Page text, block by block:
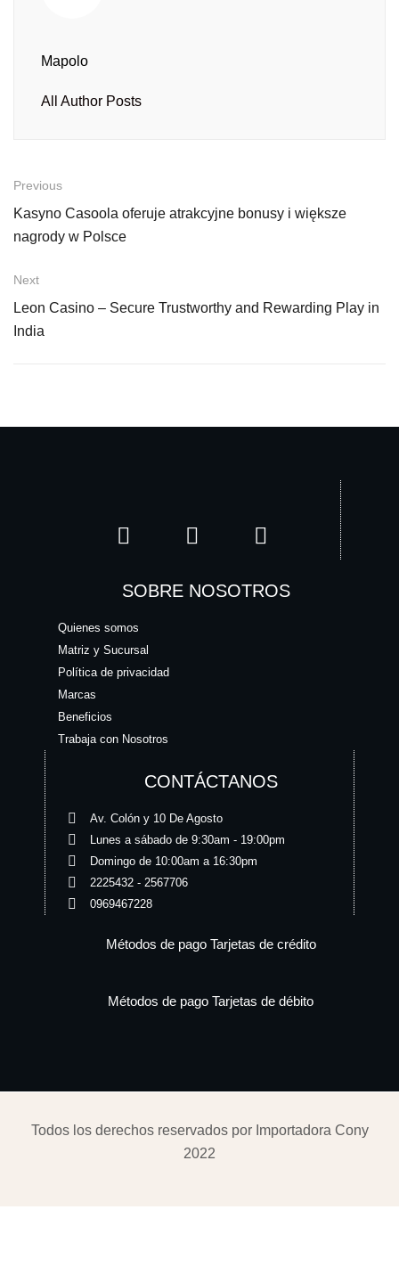
Mapolo
All Author Posts
Previous
Kasyno Casoola oferuje atrakcyjne bonusy i większe
nagrody w Polsce
Next
Leon Casino – Secure Trustworthy and Rewarding Play in
India
SOBRE NOSOTROS
Quienes somos
Matriz y Sucursal
Política de privacidad
Marcas
Beneficios
Trabaja con Nosotros
CONTÁCTANOS
Av. Colón y 10 De Agosto
Lunes a sábado de 9:30am - 19:00pm
Domingo de 10:00am a 16:30pm
2225432 - 2567706
0969467228
Métodos de pago Tarjetas de crédito
Métodos de pago Tarjetas de débito
Todos los derechos reservados por Importadora Cony
2022